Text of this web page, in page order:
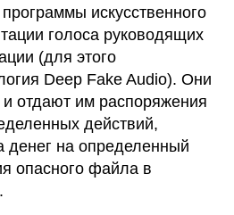
искусственного
голоса руководящих
(для этого
Deep Fake Audio). Они
и отдают им распоряжения
действий,
денег на определенный
опасного файла в